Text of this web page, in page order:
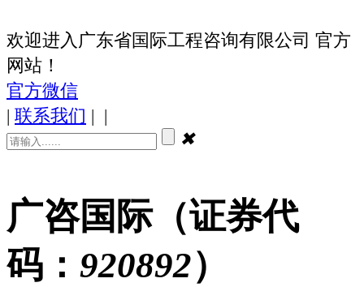
欢迎进入广东省国际工程咨询有限公司 官方
网站！
官方微信
| 联系我们 | |
✖
广咨国际（证券代
码： 920892）